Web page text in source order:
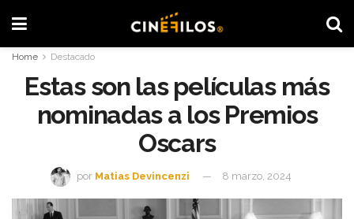
Home Destacado
Estas son las películas más
nominadas a los Premios
Oscars
por Matias Devincenzi 8 marzo, 2024